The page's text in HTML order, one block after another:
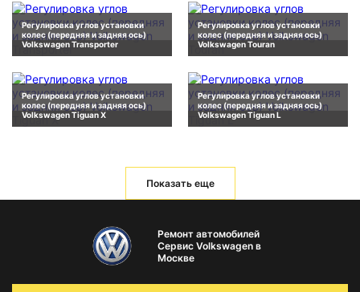
Регулировка углов установки
колес (передняя и задняя ось)
Volkswagen Transporter
Регулировка углов установки
колес (передняя и задняя ось)
Volkswagen Touran
Регулировка углов установки
колес (передняя и задняя ось)
Volkswagen Tiguan X
Регулировка углов установки
колес (передняя и задняя ось)
Volkswagen Tiguan L
Показать еще
Ремонт автомобилей
Сервис Volkswagen в
Москве